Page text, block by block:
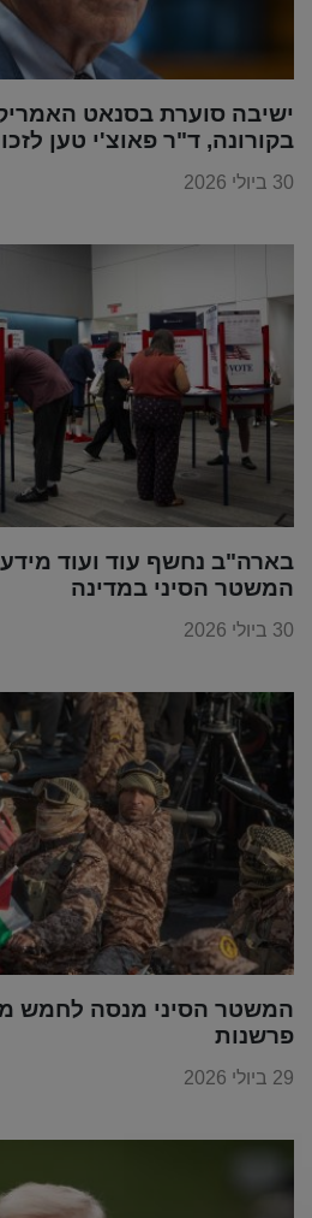
ישיבה סוערת בסנאט
בקורונה, ד"ר פאוצ'י טען
30 ביולי 2026
בארה"ב נחשף עוד ועוד
המשטר הסיני במדינה
30 ביולי 2026
המשטר הסיני מנסה לחמש
פרשנות
29 ביולי 2026